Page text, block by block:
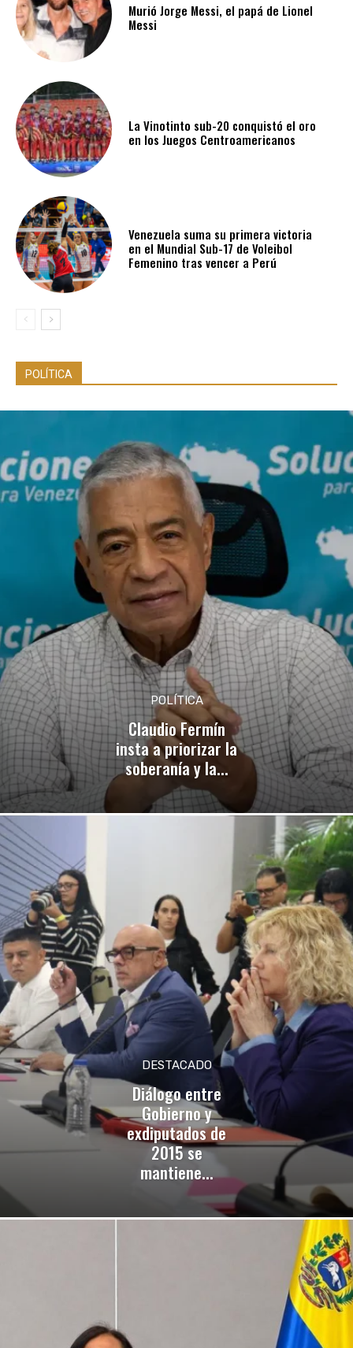
Murió Jorge Messi, el papá de Lionel
Messi
La Vinotinto sub-20 conquistó el oro
en los Juegos Centroamericanos
Venezuela suma su primera victoria
en el Mundial Sub-17 de Voleibol
Femenino tras vencer a Perú
POLÍTICA
POLÍTICA
Claudio Fermín
insta a priorizar la
soberanía y la...
DESTACADO
Diálogo entre
Gobierno y
exdiputados de
2015 se
mantiene...